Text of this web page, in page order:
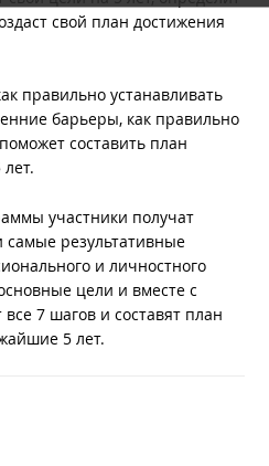
свой план достижения
правильно устанавливать
барьеры, как правильно
составить план
участники получат
результативные
и личностного
цели и вместе с
7 шагов и составят план
5 лет.